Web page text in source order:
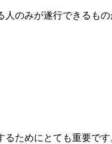
のみが遂行できるも
ためにとても重要で